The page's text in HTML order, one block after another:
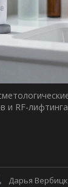
и RF-
Дарья